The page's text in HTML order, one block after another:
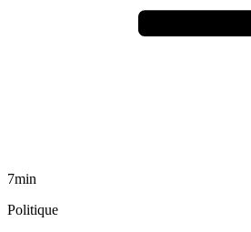
7min
Politique